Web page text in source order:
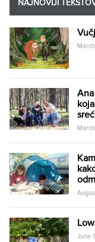
NAJNOVIJI
June